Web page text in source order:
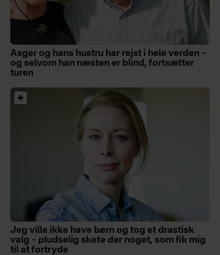
Asger og hans hustru har rejst i hele verden –
og selvom han næsten er blind, fortsætter
turen
Jeg ville ikke have børn og tog et drastisk
valg – pludselig skete der noget, som fik mig
til at fortryde